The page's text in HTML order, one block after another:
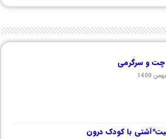
چت و سرگرمی
با کودک درون